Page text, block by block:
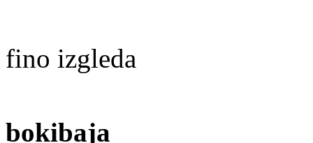
fino izgleda
bokibaja